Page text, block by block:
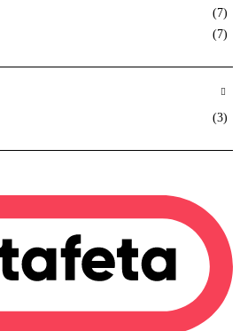
(7)
(7)
(3)